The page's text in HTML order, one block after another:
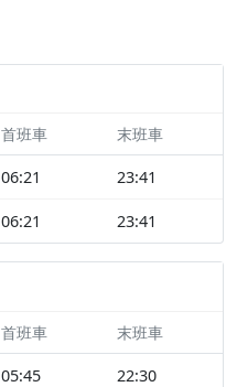
首班車 末班車
06:21 23:41
06:21 23:41
首班車 末班車
05:45 22:30